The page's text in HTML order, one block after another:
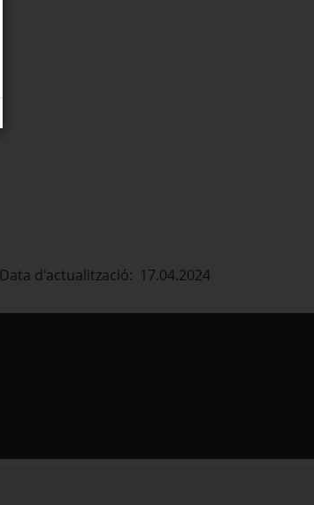
Data d'actualització: 17.04.2024